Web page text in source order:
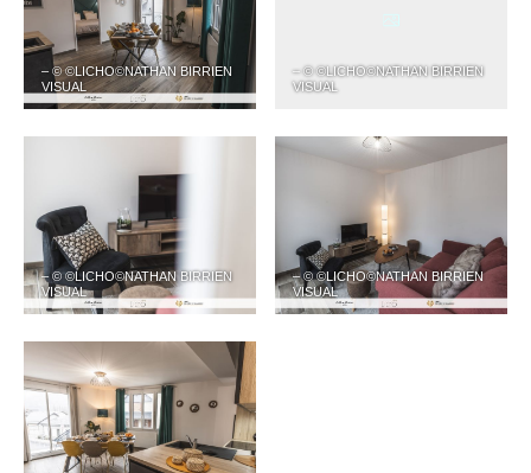
– © ©LICHO©NATHAN BIRRIEN
VISUAL
– © ©LICHO©NATHAN BIRRIEN
VISUAL
– © ©LICHO©NATHAN BIRRIEN
VISUAL
– © ©LICHO©NATHAN BIRRIEN
VISUAL